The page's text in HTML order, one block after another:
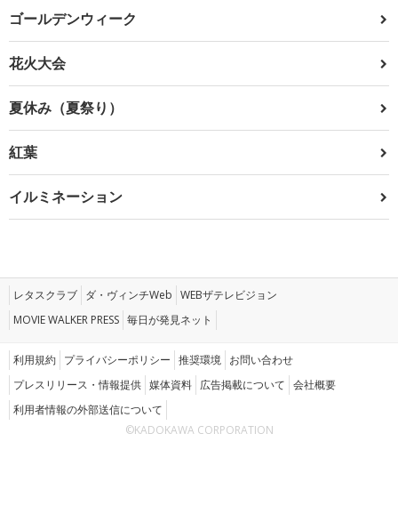
ゴールデンウィーク
花火大会
夏休み（夏祭り）
紅葉
イルミネーション
レタスクラブ ダ・ヴィンチWeb WEBザテレビジョン
MOVIE WALKER PRESS 毎日が発見ネット
利用規約 プライバシーポリシー 推奨環境 お問い合わせ
プレスリリース・情報提供 媒体資料 広告掲載について 会社概要
利用者情報の外部送信について
©KADOKAWA CORPORATION